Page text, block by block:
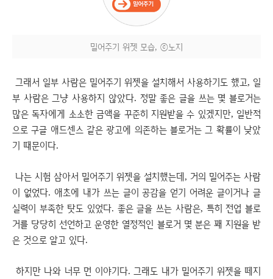
밀어주기 위젯 모습, ⓒ노지
그래서 일부 사람은 밀어주기 위젯을 설치해서 사용하기도 했고, 일
부 사람은 그냥 사용하지 않았다. 정말 좋은 글을 쓰는 몇 블로거는
많은 독자에게 소소한 금액을 꾸준히 지원받을 수 있겠지만, 일반적
으로 구글 애드센스 같은 광고에 의존하는 블로거는 그 확률이 낮았
기 때문이다.
나는 시험 삼아서 밀어주기 위젯을 설치했는데, 거의 밀어주는 사람
이 없었다. 애초에 내가 쓰는 글이 공감을 얻기 어려운 글이거나 글
실력이 부족한 탓도 있었다. 좋은 글을 쓰는 사람은, 특히 전업 블로
거를 당당히 선언하고 운영한 열정적인 블로거 몇 분은 꽤 지원을 받
은 것으로 알고 있다.
하지만 나와 너무 먼 이야기다. 그래도 내가 밀어주기 위젯을 떼지